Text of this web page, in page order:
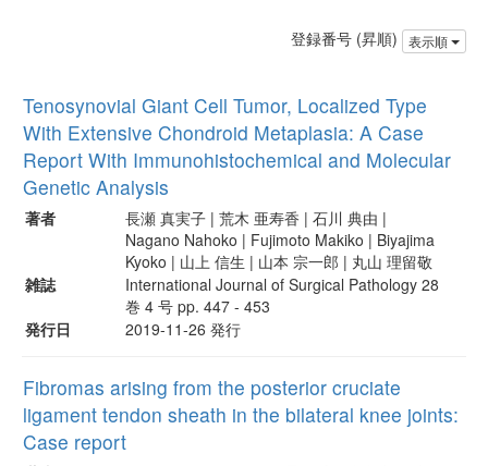
登録番号 (昇順) 表示順
Tenosynovial Giant Cell Tumor, Localized Type
With Extensive Chondroid Metaplasia: A Case
Report With Immunohistochemical and Molecular
Genetic Analysis
著者
長瀬 真実子 | 荒木 亜寿香 | 石川 典由 |
Nagano Nahoko | Fujimoto Makiko | Biyajima
Kyoko | 山上 信生 | 山本 宗一郎 | 丸山 理留敬
雑誌
International Journal of Surgical Pathology 28
巻 4 号 pp. 447 - 453
発行日
2019-11-26 発行
Fibromas arising from the posterior cruciate
ligament tendon sheath in the bilateral knee joints:
Case report